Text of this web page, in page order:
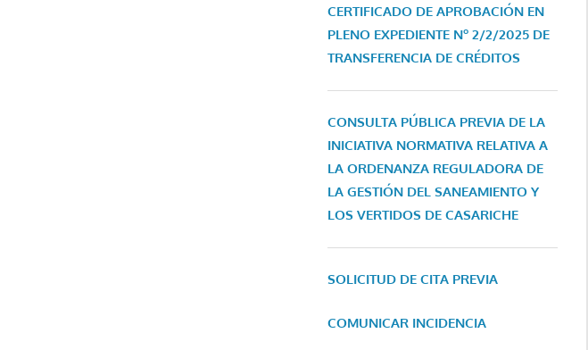
CERTIFICADO DE APROBACIÓN EN
PLENO EXPEDIENTE Nº 2/2/2025 DE
TRANSFERENCIA DE CRÉDITOS
CONSULTA PÚBLICA PREVIA DE LA
INICIATIVA NORMATIVA RELATIVA A
LA ORDENANZA REGULADORA DE
LA GESTIÓN DEL SANEAMIENTO Y
LOS VERTIDOS DE CASARICHE
SOLICITUD DE CITA PREVIA
COMUNICAR INCIDENCIA